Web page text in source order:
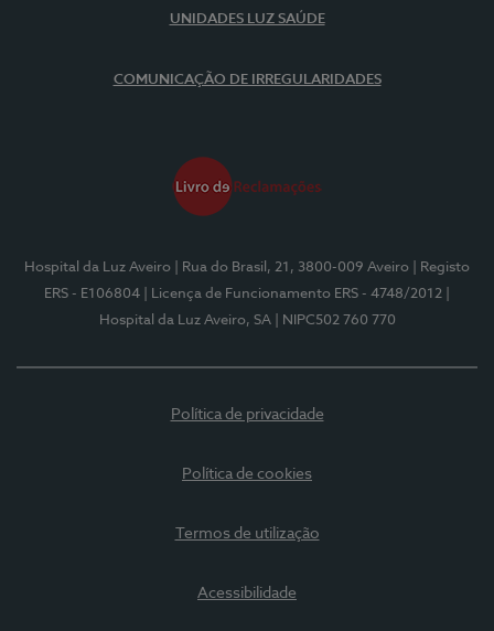
UNIDADES LUZ SAÚDE
COMUNICAÇÃO DE IRREGULARIDADES
Hospital da Luz Aveiro | Rua do Brasil, 21, 3800-009 Aveiro
| Registo
ERS - E106804
| Licença de Funcionamento ERS - 4748/2012
Hospital da Luz Aveiro, SA
| NIPC502 760 770
Política de privacidade
Política de cookies
Termos de utilização
Acessibilidade